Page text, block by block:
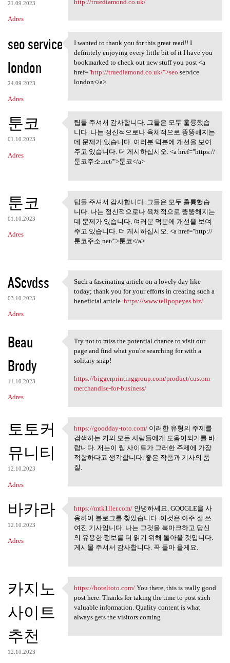
21.09.2023
Adres
http://truediamond.co.uk/
seo service
london
24.09.2023
Adres
I wanted to thank you for
I wanted to thank you for this great read!! I
definitely enjoying every little bit of it I have you
bookmarked to check out new stuff you post <a
href="http://truediamond.co.uk/">seo service
london</a>
툰코
01.10.2023
Adres
팁들 주셔서 감사합니다. 그들은
모두 훌륭했습니다.
팁들 주셔서 감사합니다. 그들은 모두 훌륭했습
니다. 나는 정신적으로나 육체적으로 뚱뚱해지는
데 문제가 있습니다. 여러분 덕분에 개선을 보여
주고 있습니다. 더 게시하십시오. <a href="https://
툰코주소.net/">툰코</a>
툰코
01.10.2023
Adres
팁들 주셔서 감사합니다. 그들은
모두 훌륭했습니다.
팁들 주셔서 감사합니다. 그들은 모두 훌륭했습
니다. 나는 정신적으로나 육체적으로 뚱뚱해지는
데 문제가 있습니다. 여러분 덕분에 개선을 보여
주고 있습니다. 더 게시하십시오. <a href="http://
툰코주소.net/">툰코</a>
AScvdss
03.10.2023
Adres
Such a fascinating article on
Such a fascinating article on a lovely day like
today; thank you for your efforts in creating such a
beneficial article. https://www.tellpopeyes.biz/
Beau
Brody
11.10.2023
Adres
Try not to miss the potential
Try not to miss the potential chance to visit our
page and find what you're searching for with a
solitary snap!
https://biggerprintinggroup.com/product/custom-
merchandise-for-business/
토토커
뮤니티
12.10.2023
Adres
https://goodday-toto.com/ 이러한
https://goodday-toto.com/이러한 유형의 주제를
검색하는 거의 모든 사람들에게 도움이되기를 바
랍니다. 저는이 웹 사이트가 그러한 주제에 가장
적합하다고 생각합니다. 좋은 작품과 기사의 품
질.
바카라
12.10.2023
Adres
https://mtk1ller.com/ 안녕하세요.
https://mtk1ller.com/안녕하세요. GOOGLE을 사
용하여 블로그를 찾았습니다. 이것은 아주 잘 쓰
여진 기사입니다. 나는 그것을 북마크하고 당신
의 유용한 정보를 더 읽기 위해 돌아올 것입니다.
게시물 주셔서 감사합니다. 꼭 돌아 올게요.
카지노
사이트
추천
12.10.2023
https://hoteltoto.com/ You
https://hoteltoto.com/You there, this is really good
post here. Thanks for taking the time to post such
valuable information. Quality content is what
always gets the visitors coming